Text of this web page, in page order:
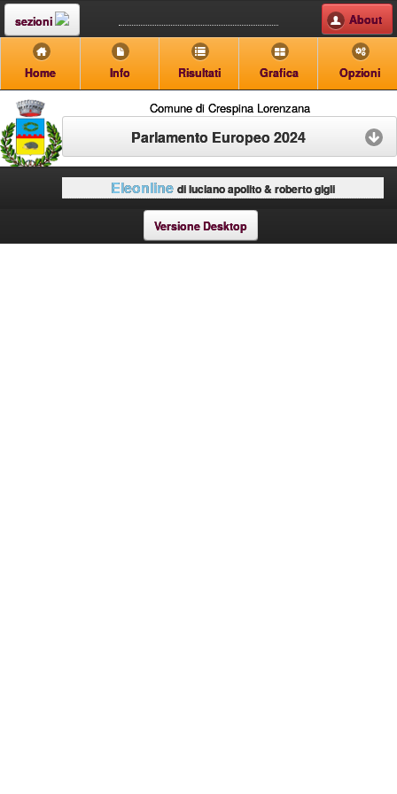
sezioni About
Home Info Risultati Grafica Opzioni
Comune di Crespina Lorenzana
Parlamento Europeo 2024
Eleonline di luciano apolito & roberto gigli
Versione Desktop